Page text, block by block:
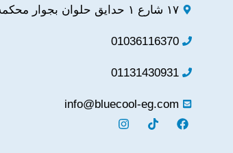
١٧ شارع ١ حدايق حلوان بجوار محكمه الاسره
01036116370
01131430931
info@bluecool-eg.com